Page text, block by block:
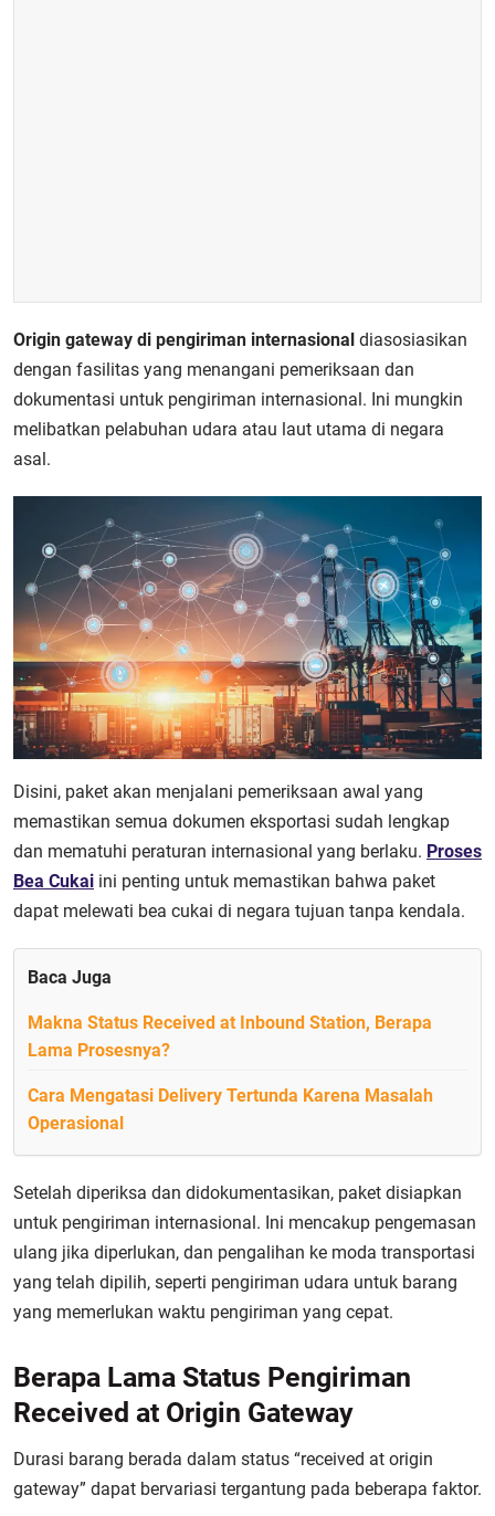
Origin gateway di pengiriman internasional diasosiasikan
dengan fasilitas yang menangani pemeriksaan dan
dokumentasi untuk pengiriman internasional. Ini mungkin
melibatkan pelabuhan udara atau laut utama di negara
asal.
Disini, paket akan menjalani pemeriksaan awal yang
memastikan semua dokumen eksportasi sudah lengkap
dan mematuhi peraturan internasional yang berlaku. Proses
Bea Cukai ini penting untuk memastikan bahwa paket
dapat melewati bea cukai di negara tujuan tanpa kendala.
Baca Juga
Makna Status Received at Inbound Station, Berapa
Lama Prosesnya?
Cara Mengatasi Delivery Tertunda Karena Masalah
Operasional
Setelah diperiksa dan didokumentasikan, paket disiapkan
untuk pengiriman internasional. Ini mencakup pengemasan
ulang jika diperlukan, dan pengalihan ke moda transportasi
yang telah dipilih, seperti pengiriman udara untuk barang
yang memerlukan waktu pengiriman yang cepat.
Berapa Lama Status Pengiriman
Received at Origin Gateway
Durasi barang berada dalam status “received at origin
gateway” dapat bervariasi tergantung pada beberapa faktor.